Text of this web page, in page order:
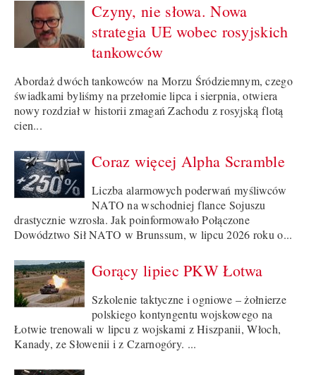
Czyny, nie słowa. Nowa
strategia UE wobec rosyjskich
tankowców
Abordaż dwóch tankowców na Morzu Śródziemnym, czego
świadkami byliśmy na przełomie lipca i sierpnia, otwiera
nowy rozdział w historii zmagań Zachodu z rosyjską flotą
cien...
Coraz więcej Alpha Scramble
Liczba alarmowych poderwań myśliwców
NATO na wschodniej flance Sojuszu
drastycznie wzrosła. Jak poinformowało Połączone
Dowództwo Sił NATO w Brunssum, w lipcu 2026 roku o...
Gorący lipiec PKW Łotwa
Szkolenie taktyczne i ogniowe – żołnierze
polskiego kontyngentu wojskowego na
Łotwie trenowali w lipcu z wojskami z Hiszpanii, Włoch,
Kanady, ze Słowenii i z Czarnogóry. ...